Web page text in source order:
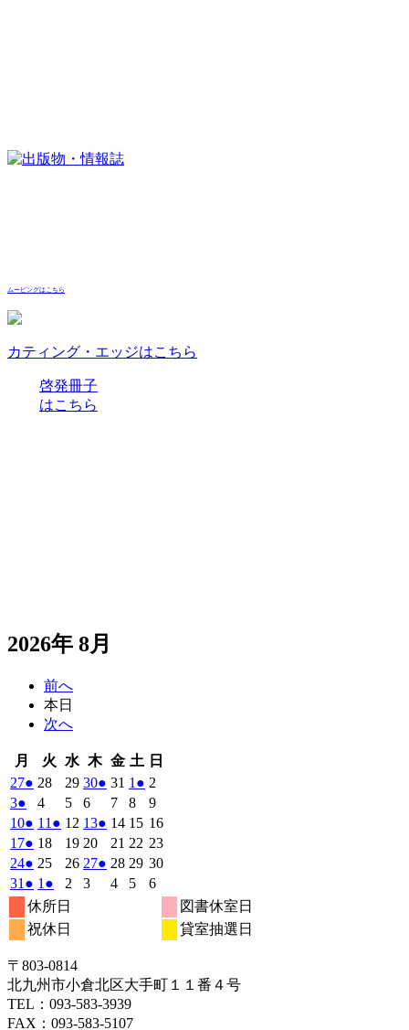
ムービングはこちら
カティング・エッジはこちら
啓発冊子
はこちら
2026年 8月
前へ
本日
次へ
月
曜
日
火 火
曜
日
水 水
曜
日
木木
曜
日
金金
曜
日
土 土
曜
日
日
272026
年
7
月
27
日
● (1
件
の
イ
ベ
ン
ト)
282026
7
月
日
292026
年
7
月
29
日
302026
7
月
30
日
● (1
件
の
イ
ベ
ン
31 2026
年
7
月
31
日
1 2026
年
8
月
1
日
● (1
件
の
イ
ベ
ン
ト)
2
年
8
月
2
日
32026
年
8
月
3
日
●
件
の
イ
ベ
ン
ト)
42026
年
8
月
4
日
52026
年
8
月
5
日
62026
年
8
月
6
日
72026
年
8
月
7
日
82026
年
8
月
8
日
92026
年
8
月
9
日
102026
年
8
月
10
日
● (1
件
の
イ
ベ
ン
ト)
11 2026
11
日
● (1
件
の
イ
ベ
ン
ト)
12 2026
年
8
月
12
132026
年
8
月
● (1
件
の
イ
142026
年
8
月
14
152026
年
8
月
15
162026
8
16
172026
年
8
月
17
日
● (1
件
の
イ
ベ
ン
182026
月
18
日
192026
年
8
202026
年
21 2026
年
8
22 2026
年
232026
年
月
242026
年
8
月
24
● (1
件
の
イ
ベ
ト)
252026
年
8
月
25
262026
年
272026
● (1
件
ト)
282026
年
292026
年
302026
8
月
31 2026
年
8
月
日
● (1
件
の
イ
ベ
ン
ト)
1 2026
年
9
月
日
●
件
の
イ
ベ
ン
ト)
2 2026
日
32026
42026
52026
62026
年
9
休所日
図書休室日
祝休日
貸室抽選日
〒803‐0814
北九州市小倉北区大手町１１番４号
TEL：093‐583‐3939
FAX：093‐583‐5107